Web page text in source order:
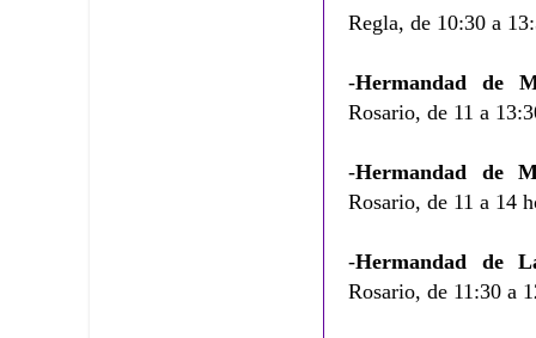
Regla, de 10:30 a
-Hermandad de
Rosario, de 11 a
-Hermandad de
Rosario, de 11 a 14
-Hermandad de
Rosario, de 11:30 a